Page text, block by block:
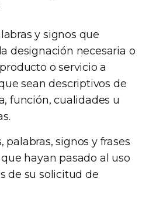
y signos que
designación necesaria o
o servicio a
sean descriptivos de
función, cualidades u
palabras, signos y frases
hayan pasado al uso
de su solicitud de